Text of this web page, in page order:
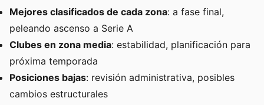
Mejores clasificados de cada zona: a fase final,
peleando ascenso a Serie A
Clubes en zona media: estabilidad, planificación para
próxima temporada
Posiciones bajas: revisión administrativa, posibles
cambios estructurales